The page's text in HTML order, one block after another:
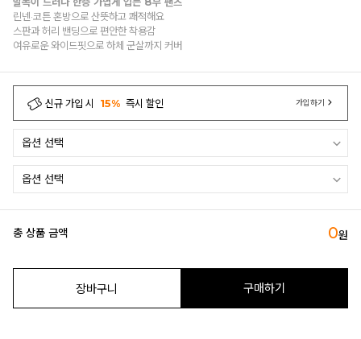
린넨·코튼 혼방으로 산뜻하고 쾌적해요
스판과 허리 밴딩으로 편안한 착용감
여유로운 와이드핏으로 하체 군살까지 커버
신규 가입 시 15% 즉시 할인 가입하기
총 상품 금액 0원
장바구니 구매하기